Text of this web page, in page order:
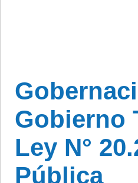
Gobierno
Ley N°
Pública